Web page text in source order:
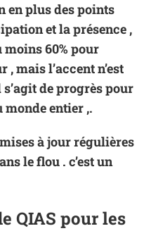
en plus des points
et la présence ,
moins 60% pour
mais l’accent n’est
de progrès pour
entier ,.
à jour régulières
le flou . c’est un
QIAS pour les